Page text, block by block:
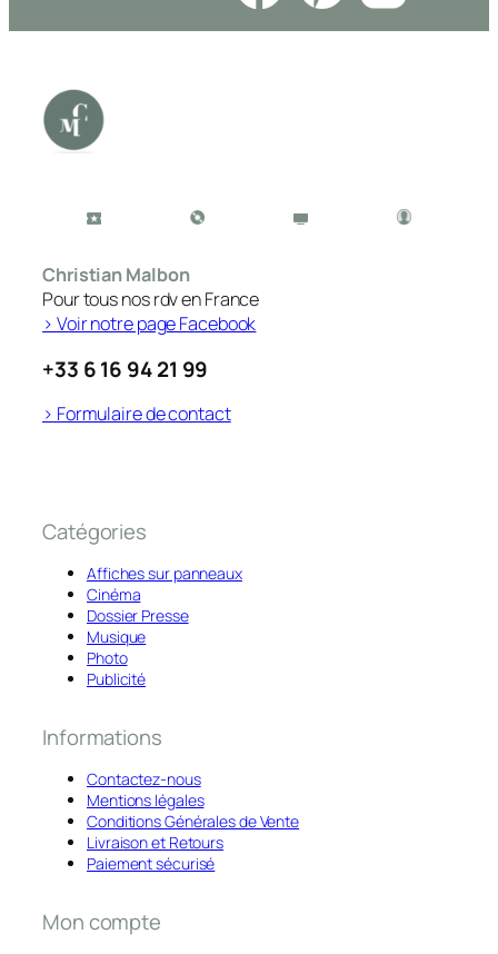
Christian Malbon
Pour tous nos rdv en France
> Voir notre page Facebook
+33 6 16 94 21 99
> Formulaire de contact
Catégories
Affiches sur panneaux
Cinéma
Dossier Presse
Musique
Photo
Publicité
Informations
Contactez-nous
Mentions légales
Conditions Générales de Vente
Livraison et Retours
Paiement sécurisé
Mon compte